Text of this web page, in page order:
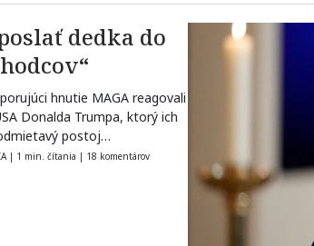
dedka do
hnutie MAGA reagovali
Donalda Trumpa, ktorý ich
postoj…
| 1 min. čítania | 18 komentárov